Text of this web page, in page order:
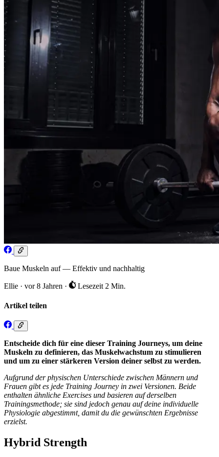
Baue Muskeln auf — Effektiv und nachhaltig
Ellie · vor 8 Jahren · Lesezeit 2 Min.
Artikel teilen
Entscheide dich für eine dieser Training Journeys, um deine
Muskeln zu definieren, das Muskelwachstum zu stimulieren
und um zu einer stärkeren Version deiner selbst zu werden.
Aufgrund der physischen Unterschiede zwischen Männern und
Frauen gibt es jede Training Journey in zwei Versionen. Beide
enthalten ähnliche Exercises und basieren auf derselben
Trainingsmethode; sie sind jedoch genau auf deine individuelle
Physiologie abgestimmt, damit du die gewünschten Ergebnisse
erzielst.
Hybrid Strength